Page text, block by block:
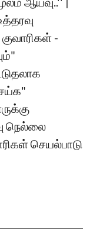
-
நெல்லை
செயல்பாடு